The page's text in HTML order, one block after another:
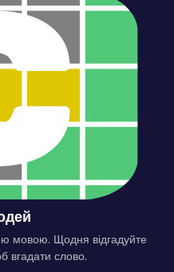
мовою. Щодня відгадуйте
вгадати слово.